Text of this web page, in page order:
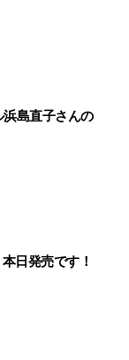
浜島直子さんの
日発売です！